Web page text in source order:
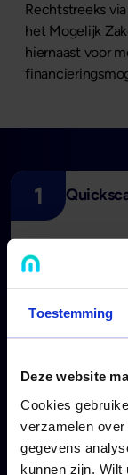
Toestemming
Deze website
Cookies
verzamelen
gegevens
kunnen zijn. Wilt
Rechtstreeks
het Mogelijk
hiernaast voor
1
Dien uw
mail of
2